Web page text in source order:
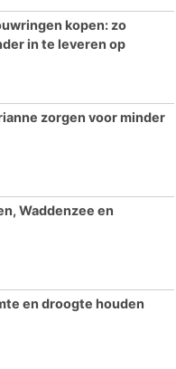
kopen: zo
in te leveren op
zorgen voor minder
Waddenzee en
en droogte houden